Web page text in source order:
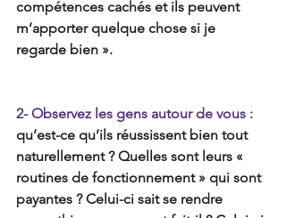
compétences cachés et ils peuvent
m’apporter quelque chose si je
regarde bien ».
2- Observez les gens autour de vous :
qu’est-ce qu’ils réussissent bien tout
naturellement ? Quelles sont leurs «
routines de fonctionnement » qui sont
payantes ? Celui-ci sait se rendre